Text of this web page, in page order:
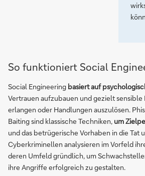
So funktioniert Social
Social Engineering basiert auf
Vertrauen aufzubauen und gezielt
erlangen oder Handlungen auszulösen.
Baiting sind klassische Techniken, um
und das betrügerische Vorhaben in die Tat
Cyberkriminellen analysieren im Vorfeld
deren Umfeld gründlich, um
ihre Angriffe erfolgreich zu gestalten.